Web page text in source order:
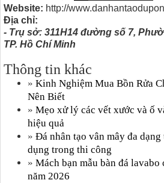
Website: http://
Địa chỉ:
- Trụ sở: 311H14 đường số 7,
TP. Hồ Chí Minh
Thông tin khác
» Kinh Nghiệm Mua Bồn Rửa
Nên Biết
» Mẹo xử lý các vết xước và ố
hiệu quả
» Đá nhân tạo vân mây đa dạng
dụng trong thi công
» Mách bạn mẫu bàn đá
năm 2026